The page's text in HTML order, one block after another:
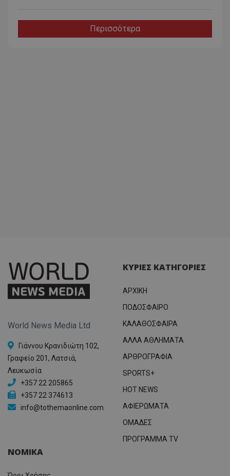
Περισσότερα
World News Media Ltd
Γιάννου Κρανιδιώτη 102,
Γραφείο 201, Λατσιά,
Λευκωσία
+357 22 205865
+357 22 374613
info@tothemaonline.com
ΚΥΡΙΕΣ ΚΑΤΗΓΟΡΙΕΣ
ΑΡΧΙΚΗ
ΠΟΔΟΣΦΑΙΡΟ
ΚΑΛΑΘΟΣΦΑΙΡΑ
ΑΛΛΑ ΑΘΛΗΜΑΤΑ
ΑΡΘΡΟΓΡΑΦΙΑ
SPORTS+
HOT NEWS
ΑΦΙΕΡΩΜΑΤΑ
ΟΜΑΔΕΣ
ΠΡΟΓΡΑΜΜΑ TV
ΝΟΜΙΚΑ